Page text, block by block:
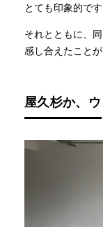
とても印象的です
それとともに、
感し合えたこと
屋久杉か、ウ